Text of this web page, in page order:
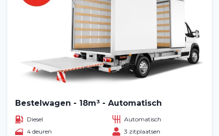
Bestelwagen - 18m³ - Automatisch
Diesel
Automatisch
4 deuren
3 zitplaatsen